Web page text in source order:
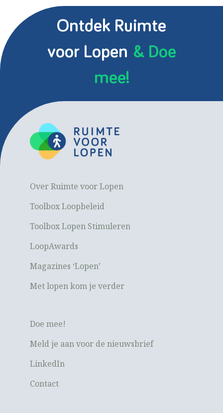
Ontdek Ruimte
voor Lopen & Doe
mee!
Over Ruimte voor Lopen
Toolbox Loopbeleid
Toolbox Lopen Stimuleren
LoopAwards
Magazines ‘Lopen’
Met lopen kom je verder
Doe mee!
Meld je aan voor de nieuwsbrief
LinkedIn
Contact